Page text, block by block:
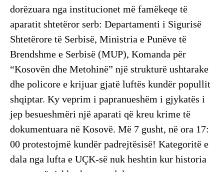
dorëzuara nga institucionet më famëkeqe të
aparatit shtetëror serb: Departamenti i Sigurisë
Shtetërore të Serbisë, Ministria e Punëve të
Brendshme e Serbisë (MUP), Komanda për
“Kosovën dhe Metohinë” një strukturë ushtarake
dhe policore e krijuar gjatë luftës kundër popullit
shqiptar. Ky veprim i papranueshëm i gjykatës i
jep besueshmëri një aparati që kreu krime të
dokumentuara në Kosovë. Më 7 gusht, në ora 17:
00 protestojmë kundër padrejtësisë! Kategoritë e
dala nga lufta e UÇK-së nuk heshtin kur historia